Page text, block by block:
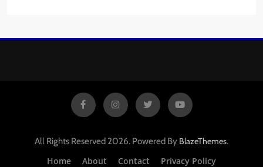
All Rights Reserved 2026. Powered By BlazeThemes.
Home
About Contact Privacy Policy